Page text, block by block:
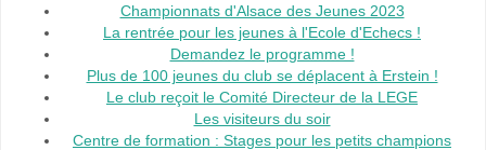
Championnats d'Alsace des Jeunes 2023
La rentrée pour les jeunes à l'Ecole d'Echecs !
Demandez le programme !
Plus de 100 jeunes du club se déplacent à Erstein !
Le club reçoit le Comité Directeur de la LEGE
Les visiteurs du soir
Centre de formation : Stages pour les petits champions